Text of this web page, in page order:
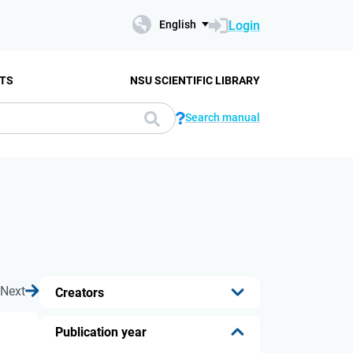
English Login
NSU SCIENTIFIC LIBRARY
Search manual
Next Creators
Publication year